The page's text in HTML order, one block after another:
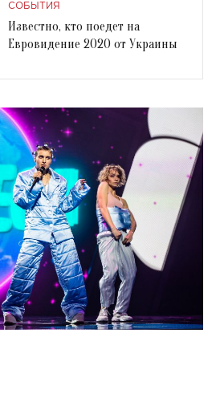
СОБЫТИЯ
Известно, кто поедет на
Евровидение 2020 от Украины